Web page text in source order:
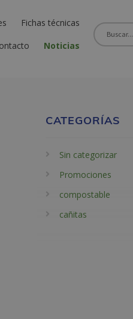
Fichas técnicas
Noticias
CATEGORÍAS
Sin categorizar
Promociones
compostable
cañitas